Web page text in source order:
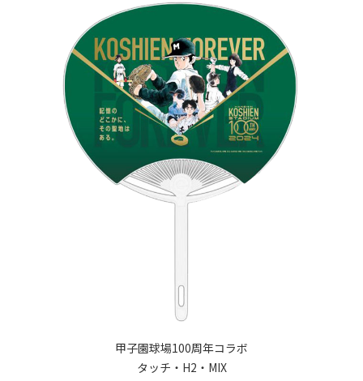
甲子園球場100周年コラボ
タッチ・H2・MIX